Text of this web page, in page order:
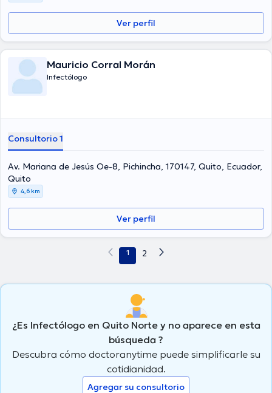
Ver perfil
Mauricio Corral Morán
Infectólogo
Consultorio 1
Av. Mariana de Jesús Oe-8, Pichincha, 170147, Quito, Ecuador,
Quito
4,6 km
Ver perfil
1 2
¿Es Infectólogo en Quito Norte y no aparece en esta
búsqueda ?
Descubra cómo doctoranytime puede simplificarle su
cotidianidad.
Agregar su consultorio